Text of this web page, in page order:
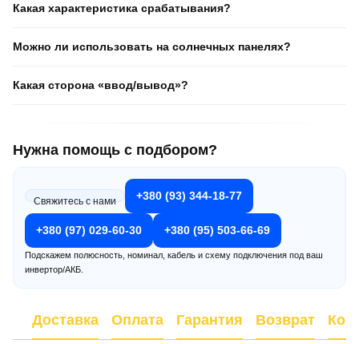
Какая характеристика срабатывания?
Можно ли использовать на солнечных панелях?
Какая сторона «ввод/вывод»?
Нужна помощь с подбором?
Свяжитесь с нами +380 (93) 344-18-77
+380 (97) 029-60-30 +380 (95) 503-66-69
Подскажем полюсность, номинал, кабель и схему подключения под ваш
инвертор/АКБ.
Доставка Оплата Гарантия Возврат